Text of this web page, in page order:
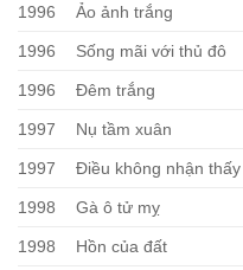
1996 Ảo ảnh trắng
1996 Sống mãi với thủ đô
1996 Đêm trắng
1997 Nụ tầm xuân
1997 Điều không nhận thấy
1998 Gà ô tử mỵ
1998 Hồn của đất